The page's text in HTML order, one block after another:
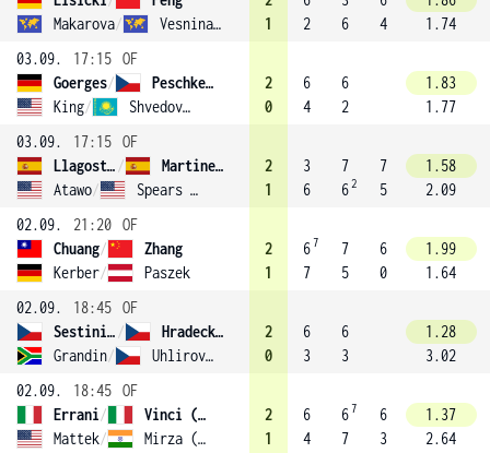
Makarova/ Vesnina (6)
1
2
6
4
1.74
03.09.
17:15 OF
Goerges/
Peschke (11)
King/ Shvedova (5)
2
0
6
4
6
2
1.83
1.77
03.09.
17:15 OF
Llagostera Vives /
Martinez Sanchez (8)
Atawo/ Spears (9)
2
1
3
6
7
62
7
5
1.58
2.09
02.09.
21:20 OF
Chuang/
Zhang
Kerber/ Paszek
2
1
67
7
7
5
6
0
1.99
1.64
02.09.
18:45 OF
Sestini Hlaváčková /
Hradecká (3)
Grandin/ Uhlirova (14)
2
0
6
3
6
3
1.28
3.02
02.09.
18:45 OF
Errani/
Vinci (2)
Mattek/ Mirza (13)
2
1
6
4
67
7
6
3
1.37
2.64